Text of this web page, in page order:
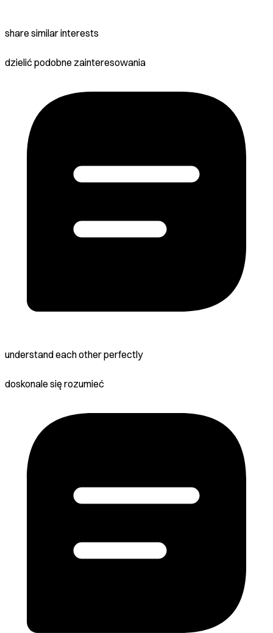
share similar interests
dzielić podobne zainteresowania
understand each other perfectly
doskonale się rozumieć